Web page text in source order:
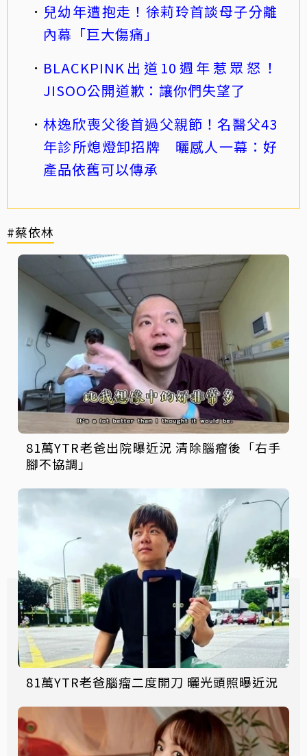
兒幼年遭抱走！徐莉玲首談母子分離
內幕「巨大傷痛」
BLACKPINK出道10週年惹眾怒！
JISOO公開道歉：讓你們失望了
林逸欣喪父後首過父親節！名醫父43
年診所熄燈卸招牌 曬感人一幕：好
產品依舊可以傳承
#蔡依林
81萬YTR老爸出院曝近況 清除腦瘤後「右手
腳不協調」
81萬YTR老爸腦瘤二度開刀 曬光頭照曝近況